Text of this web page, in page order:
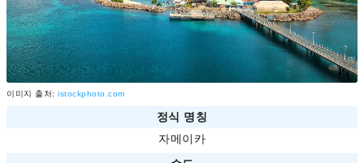
이미지 출처: istockphoto.com
정식 명칭
자메이카